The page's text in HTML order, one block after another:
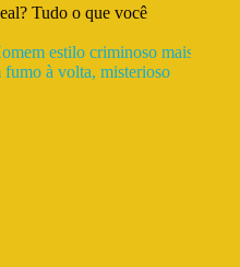
Tudo o que você